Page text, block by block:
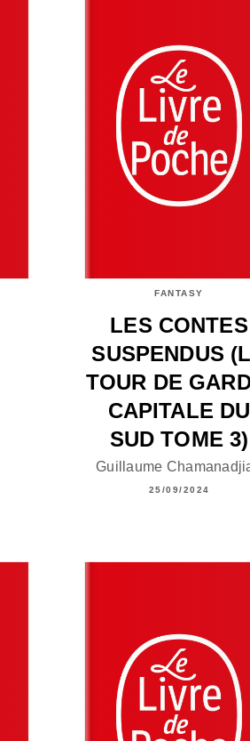
FANTASY
LES CONTES
SUSPENDUS
TOUR DE
CAPITALE DU
SUD TOME 3)
Guillaume
25/09/2024